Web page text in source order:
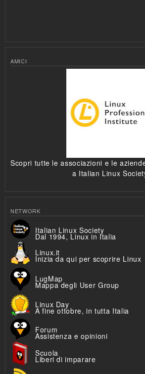
AMICI
Scopri tutte le associazioni e le
a Italian Linux
NETWORK
Italian Linux Society
Dal 1994, Linux in Italia
Linux.it
Inizia da qui per scoprire Linux
LugMap
Mappa degli User Group
Linux Day
A fine ottobre, in tutta Italia
Forum
Assistenza e opinioni
Scuola
Liberi di imparare